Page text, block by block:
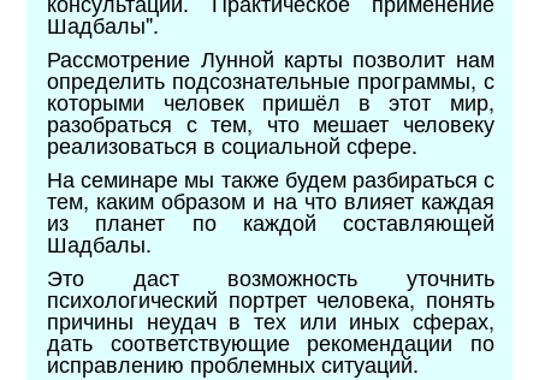
Шадбалы".
Рассмотрение Лунной карты позволит нам
определить подсознательные программы, с
которыми человек пришёл в этот мир,
разобраться с тем, что мешает человеку
реализоваться в социальной сфере.
На семинаре мы также будем разбираться с
тем, каким образом и на что влияет каждая
из планет по каждой составляющей
Шадбалы.
Это даст возможность уточнить
психологический портрет человека, понять
причины неудач в тех или иных сферах,
дать соответствующие рекомендации по
исправлению проблемных ситуаций.